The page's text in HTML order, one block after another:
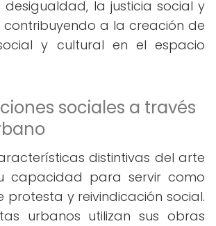
desigualdad, la justicia social y
contribuyendo a la creación de
y cultural en el espacio
sociales a través
distintivas del arte
capacidad para servir como
protesta y reivindicación social.
urbanos utilizan sus obras